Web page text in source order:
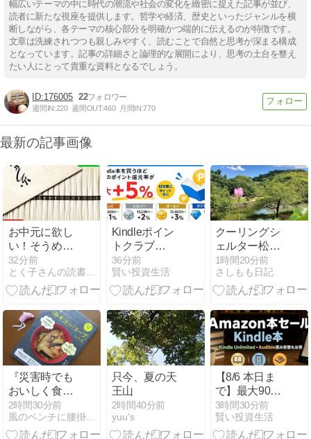
幅広いテーマの中に時代の潮流や社会の変化を緻密に捉えた記事が並び、
読者に新たな視座を提供します。哲学や経済、歴史といったジャンルを横
断しながら、各テーマの核心部分を明確かつ端的に伝えるのが特徴です。
文章は洗練されつつも親しみやすく、読むことで自然と思考が深まる構成
となっています。記事の詳細さと論理的な展開により、思考の土台を整え
たい人にとって貴重な資料となるでしょう。
176005 22
週間IN:220 週間OUT:460 月間IN:770
最新の記事画像
お中元に欲し
い！そうめん
20%OFF！野
菜スープも
31%OFF！
32分前
とく子さんの読書録。
Kindleポイン
トクラブ
(Beta)開始！
最大+5％の
Amazonポイ
Kindle本を買
うほど翌月が
お得に | まず
はエントリ
ー！最大限活
用するコツ
は？
36分前
賢い投資生活
クーリングシ
ェルター松山
市考古館 今年
最後の古代蓮
1時間20分前
さしもも日記
『災害時でも
おいしく食べ
たい!簡単「み
そ汁」&「ス
ープ」レシ
2時間30分前
風のベンチに腰掛けて 風がページをめくる
只今、夏の天
王山
2時間40分前
yuu's
【8/6 本日ま
で】最大90%
オフ Kindle本
サマーセール
《第1弾》 3万
3時間30分前
賢い投資生活